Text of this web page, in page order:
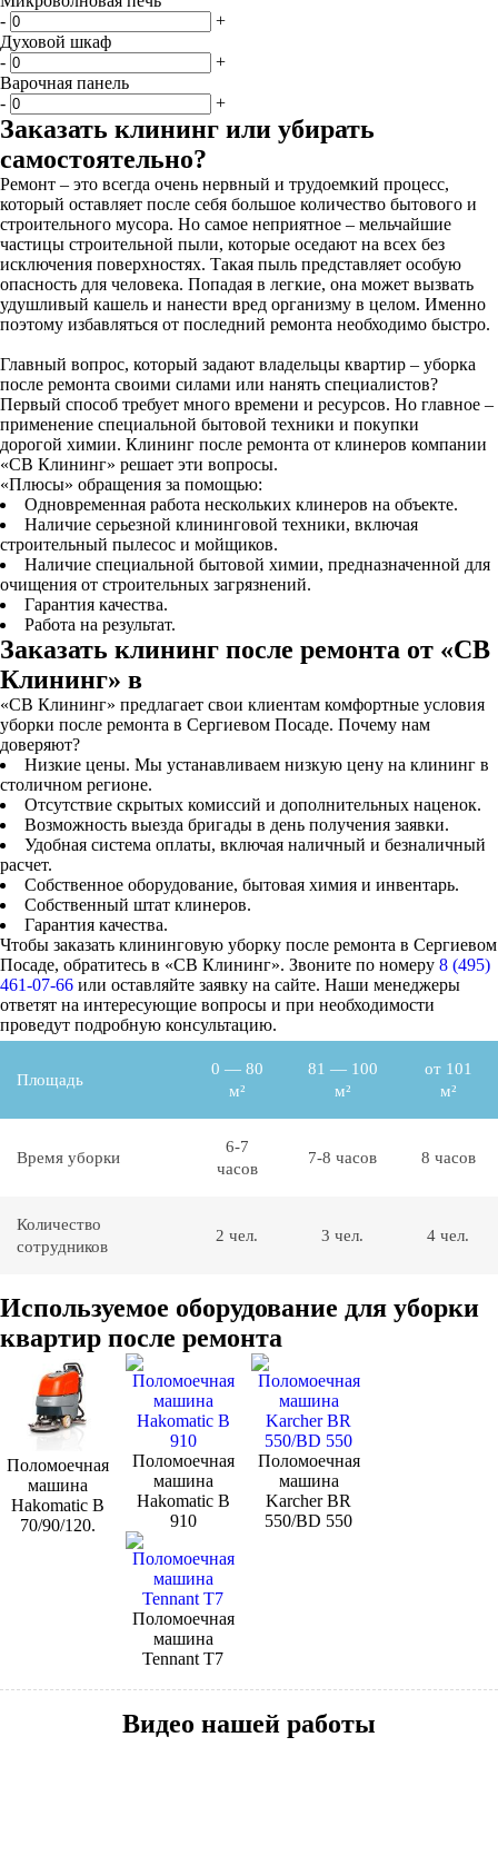
-
+
Духовой шкаф
-
+
Варочная панель
-
+
Заказать клининг или убирать
самостоятельно?
Ремонт – это всегда очень нервный и трудоемкий процесс,
который оставляет после себя большое количество бытового и
строительного мусора. Но самое неприятное – мельчайшие
частицы строительной пыли, которые оседают на всех без
исключения поверхностях. Такая пыль представляет особую
опасность для человека. Попадая в легкие, она может вызвать
удушливый кашель и нанести вред организму в целом. Именно
поэтому избавляться от последний ремонта необходимо быстро.
Главный вопрос, который задают владельцы квартир – уборка
после ремонта своими силами или нанять специалистов?
Первый способ требует много времени и ресурсов. Но главное –
применение специальной бытовой техники и покупки
дорогой химии. Клининг после ремонта от клинеров компании
«СВ Клининг» решает эти вопросы.
«Плюсы» обращения за помощью:
Одновременная работа нескольких клинеров на объекте.
Наличие серьезной клининговой техники, включая
строительный пылесос и мойщиков.
Наличие специальной бытовой химии, предназначенной для
очищения от строительных загрязнений.
Гарантия качества.
Работа на результат.
Заказать клининг после ремонта от «СВ
Клининг» в
«СВ Клининг» предлагает свои клиентам комфортные условия
уборки после ремонта в Сергиевом Посаде. Почему нам
доверяют?
Низкие цены. Мы устанавливаем низкую цену на клининг в
столичном регионе.
Отсутствие скрытых комиссий и дополнительных наценок.
Возможность выезда бригады в день получения заявки.
Удобная система оплаты, включая наличный и безналичный
расчет.
Собственное оборудование, бытовая химия и инвентарь.
Собственный штат клинеров.
Гарантия качества.
Чтобы заказать клининговую уборку после ремонта в Сергиевом
Посаде, обратитесь в «СВ Клининг». Звоните по номеру 8 (495)
461-07-66 или оставляйте заявку на сайте. Наши менеджеры
ответят на интересующие вопросы и при необходимости
проведут подробную консультацию.
Площадь
0 — 80
м²
81 — 100
м²
от 101
м²
Время уборки
6-7
часов
7-8 часов 8 часов
Количество
сотрудников
2 чел. 3 чел. 4 чел.
Используемое оборудование для уборки
квартир после ремонта
Поломоечная
машина
Hakomatic B
70/90/120.
Поломоечная
машина
Hakomatic B
910
Поломоечная
машина
Karcher BR
550/BD 550
Поломоечная
машина
Tennant Т7
Видео нашей работы